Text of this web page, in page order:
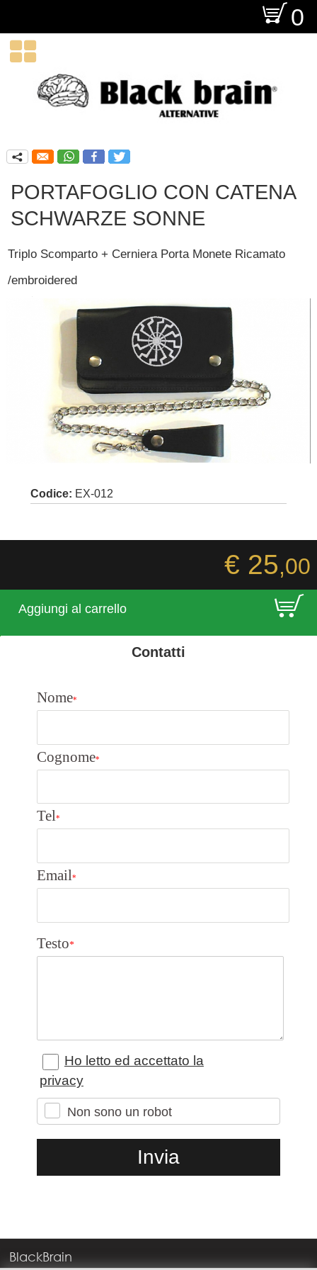
O 0

q
PORTAFOGLIO CON CATENA
SCHWARZE SONNE
Triplo Scomparto + Cerniera Porta Monete Ricamato
/embroidered
Codice: EX-012
€ 25,00
Aggiungi al carrello E
Contatti
Nome*
Cognome*
Tel*
Email*
Testo*
Ho letto ed accettato la
privacy
Non sono un robot
BlackBrain